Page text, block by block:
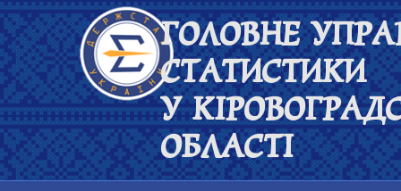
ГОЛОВНЕ
СТАТИСТИКИ
У
ОБЛАСТІ